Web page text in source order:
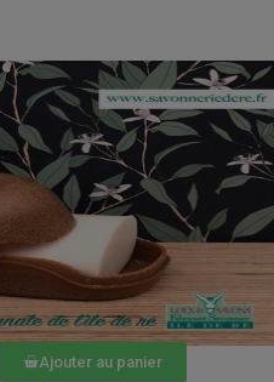
RAPIDE
Ajouter au panier